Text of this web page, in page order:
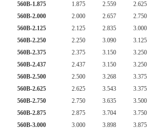
560B-1.875
1.875 2.559 2.625
560B-2.000
2.000 2.657 2.750
560B-2.125
2.125 2.835 3.000
560B-2.250
2.250 3.090 3.125
560B-2.375
2.375 3.150 3.250
560B-2.437
2.437 3.150 3.250
560B-2.500
2.500 3.268 3.375
560B-2.625
2.625 3.543 3.375
560B-2.750
2.750 3.635 3.500
560B-2.875
2.875 3.704 3.750
560B-3.000
3.000 3.898 3.875